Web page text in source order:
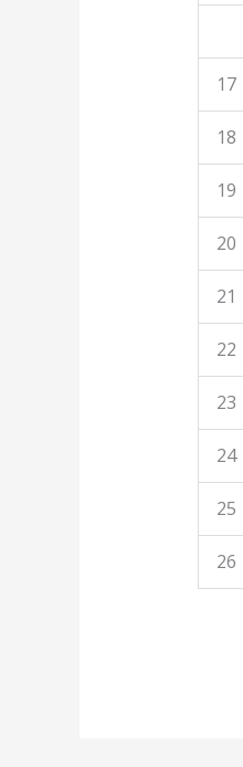
17
18
19
20
21
22
23
24
25
26